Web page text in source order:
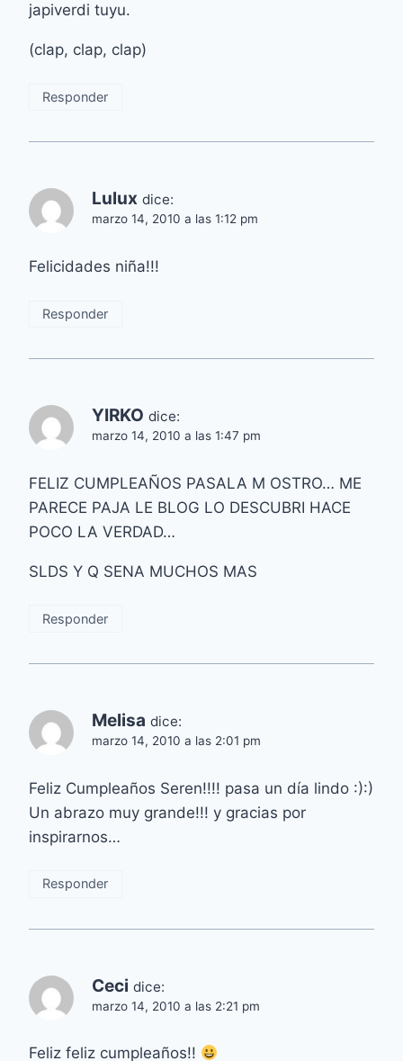
japiverdi tuyu.
(clap, clap, clap)
Responder
Lulux dice:
marzo 14, 2010 a las 1:12 pm
Felicidades niña!!!
Responder
YIRKO dice:
marzo 14, 2010 a las 1:47 pm
FELIZ CUMPLEAÑOS PASALA M OSTRO… ME
PARECE PAJA LE BLOG LO DESCUBRI HACE
POCO LA VERDAD…
SLDS Y Q SENA MUCHOS MAS
Responder
Melisa dice:
marzo 14, 2010 a las 2:01 pm
Feliz Cumpleaños Seren!!!! pasa un día lindo :):)
Un abrazo muy grande!!! y gracias por
inspirarnos…
Responder
Ceci dice:
marzo 14, 2010 a las 2:21 pm
Feliz feliz cumpleaños!!